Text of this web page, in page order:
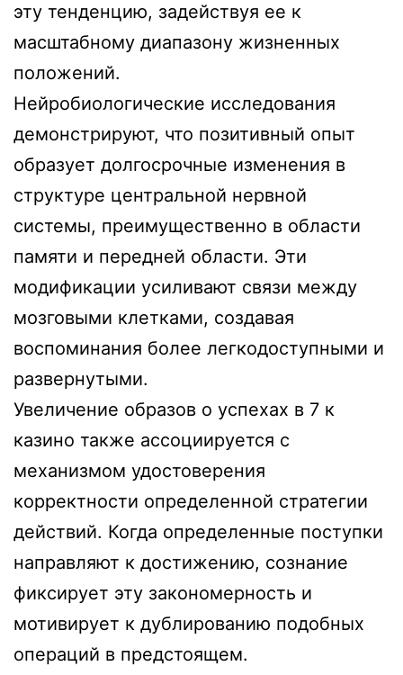
эту тенденцию, задействуя ее к
масштабному диапазону жизненных
положений.
Нейробиологические исследования
демонстрируют, что позитивный опыт
образует долгосрочные изменения в
структуре центральной нервной
системы, преимущественно в области
памяти и передней области. Эти
модификации усиливают связи между
мозговыми клетками, создавая
воспоминания более легкодоступными и
развернутыми.
Увеличение образов о успехах в 7 к
казино также ассоциируется с
механизмом удостоверения
корректности определенной стратегии
действий. Когда определенные поступки
направляют к достижению, сознание
фиксирует эту закономерность и
мотивирует к дублированию подобных
операций в предстоящем.